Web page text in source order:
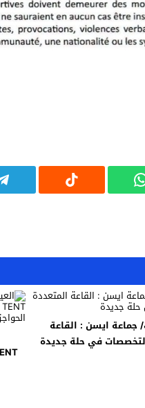
جماعة ايسن : القاعة
في حلة جديدة